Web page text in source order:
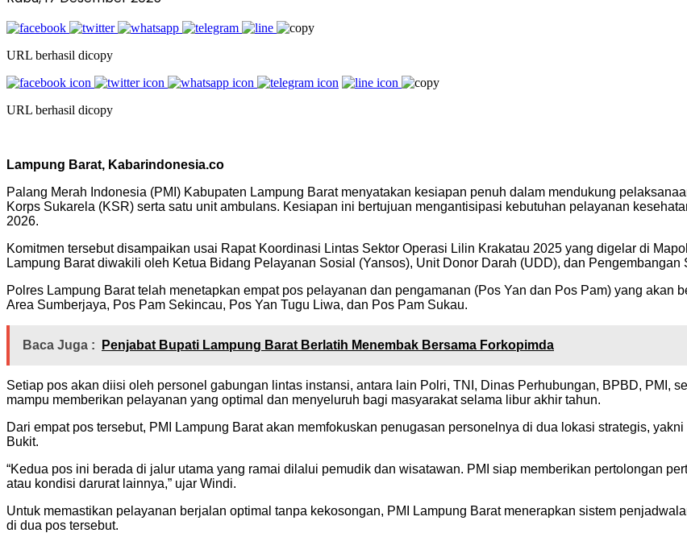
URL berhasil dicopy
URL berhasil dicopy
Lampung Barat, Kabarindonesia.co
Palang Merah Indonesia (PMI) Kabupaten Lampung Barat menyatakan kesiapan penuh dalam mendukung
Korps Sukarela (KSR) serta satu unit ambulans. Kesiapan ini bertujuan mengantisipasi kebutuhan pelayanan
2026.
Komitmen tersebut disampaikan usai Rapat Koordinasi Lintas Sektor Operasi Lilin Krakatau 2025 yang digelar di
Lampung Barat diwakili oleh Ketua Bidang Pelayanan Sosial (Yansos), Unit Donor Darah (UDD), dan
Polres Lampung Barat telah menetapkan empat pos pelayanan dan pengamanan (Pos Yan dan Pos Pam) yang akan
Area Sumberjaya, Pos Pam Sekincau, Pos Yan Tugu Liwa, dan Pos Pam Sukau.
Baca Juga : Penjabat Bupati Lampung Barat Berlatih Menembak Bersama Forkopimda
Setiap pos akan diisi oleh personel gabungan lintas instansi, antara lain Polri, TNI, Dinas Perhubungan, BPBD, PMI,
mampu memberikan pelayanan yang optimal dan menyeluruh bagi masyarakat selama libur akhir tahun.
Dari empat pos tersebut, PMI Lampung Barat akan memfokuskan penugasan personelnya di dua lokasi strategis,
Bukit.
“Kedua pos ini berada di jalur utama yang ramai dilalui pemudik dan wisatawan. PMI siap memberikan pertolongan
atau kondisi darurat lainnya,” ujar Windi.
Untuk memastikan pelayanan berjalan optimal tanpa kekosongan, PMI Lampung Barat menerapkan sistem
di dua pos tersebut.